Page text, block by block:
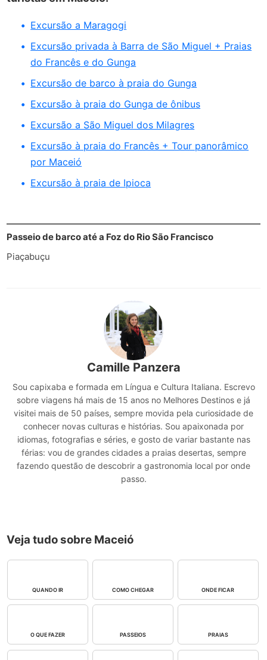
Excursão a Maragogi
Excursão privada à Barra de São Miguel + Praias
do Francês e do Gunga
Excursão de barco à praia do Gunga
Excursão à praia do Gunga de ônibus
Excursão a São Miguel dos Milagres
Excursão à praia do Francês + Tour panorâmico
por Maceió
Excursão à praia de Ipioca
Passeio de barco até a Foz do Rio São Francisco
Piaçabuçu
Camille Panzera
Sou capixaba e formada em Língua e Cultura Italiana. Escrevo
sobre viagens há mais de 15 anos no Melhores Destinos e já
visitei mais de 50 países, sempre movida pela curiosidade de
conhecer novas culturas e histórias. Sou apaixonada por
idiomas, fotografias e séries, e gosto de variar bastante nas
férias: vou de grandes cidades a praias desertas, sempre
fazendo questão de descobrir a gastronomia local por onde
passo.
Veja tudo sobre Maceió
QUANDO IR COMO CHEGAR ONDE FICAR
O QUE FAZER PASSEIOS PRAIAS